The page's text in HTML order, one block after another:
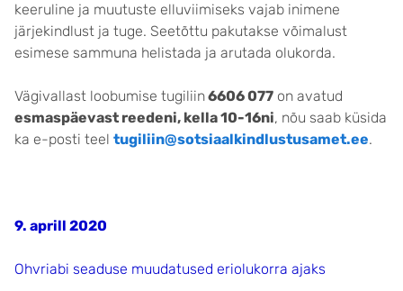
keeruline ja muutuste elluviimiseks vajab inimene
järjekindlust ja tuge. Seetõttu pakutakse võimalust
esimese sammuna helistada ja arutada olukorda.
Vägivallast loobumise tugiliin6606 077 on avatud
esmaspäevast reedeni, kella 10-16ni, nõu saab küsida
ka e-posti teel tugiliin@sotsiaalkindlustusamet.ee.
9. aprill 2020
Ohvriabi seaduse muudatused eriolukorra ajaks